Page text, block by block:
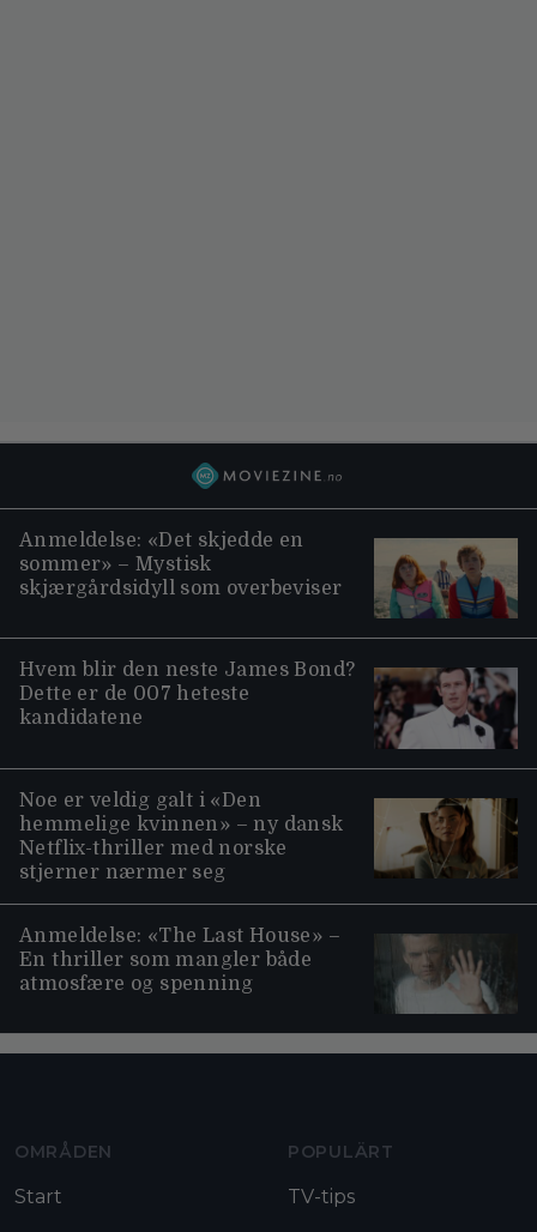
Anmeldelse: «Det skjedde en
sommer» – Mystisk
skjærgårdsidyll som overbeviser
Hvem blir den neste James Bond?
Dette er de 007 heteste
kandidatene
Noe er veldig galt i «Den
hemmelige kvinnen» – ny dansk
Netflix-thriller med norske
stjerner nærmer seg
Anmeldelse: «The Last House» –
En thriller som mangler både
atmosfære og spenning
OMRÅDEN
Start
POPULÄRT
TV-tips